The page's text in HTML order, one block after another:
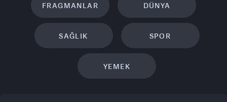
FRAGMANLAR DÜNYA
SAĞLIK SPOR
YEMEK